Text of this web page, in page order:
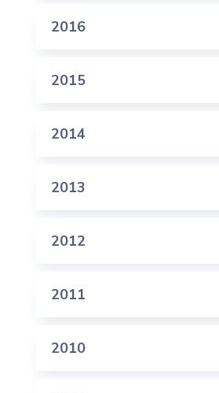
2016
2015
2014
2013
2012
2011
2010